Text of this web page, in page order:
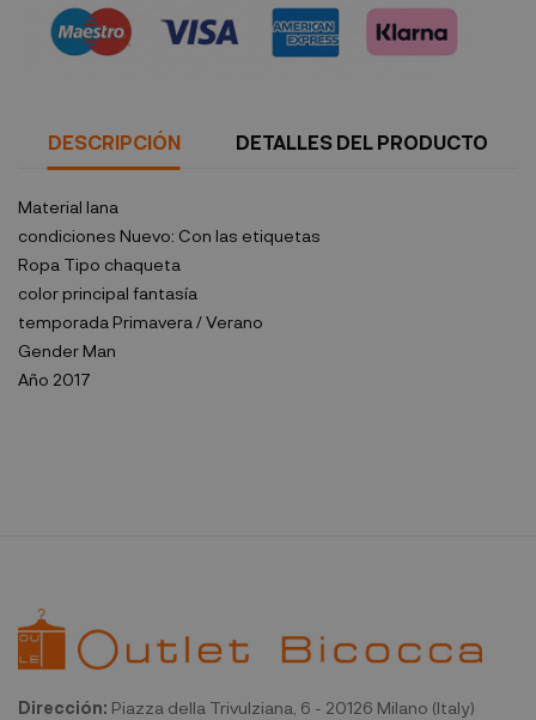
DESCRIPCIÓN DETALLES DEL PRODUCTO
Material lana
condiciones Nuevo: Con las etiquetas
Ropa Tipo chaqueta
color principal fantasía
temporada Primavera / Verano
Gender Man
Año 2017
Dirección: Piazza della Trivulziana, 6 - 20126 Milano (Italy)